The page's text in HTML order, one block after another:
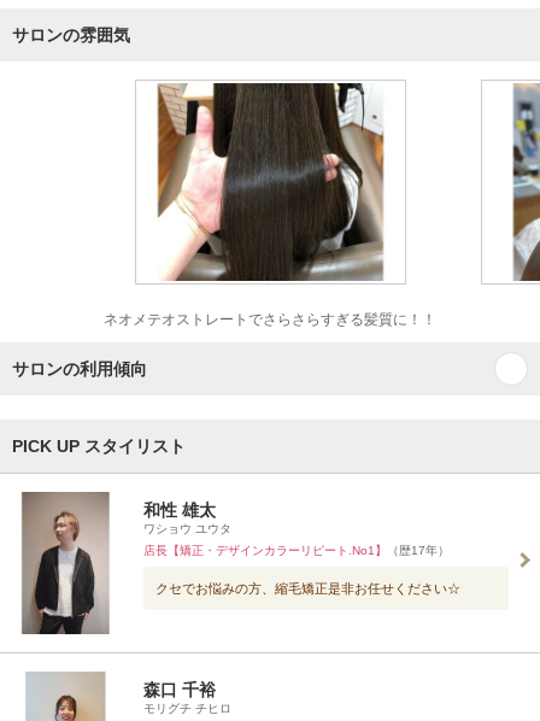
サロンの雰囲気
ネオメテオストレートでさらさらすぎる髪質に！！
サロンの利用傾向
PICK UP スタイリスト
和性 雄太
ワショウ ユウタ
店長【矯正・デザインカラーリピート.No1】
（歴17年）
クセでお悩みの方、縮毛矯正是非お任せください☆
森口 千裕
モリグチ チヒロ